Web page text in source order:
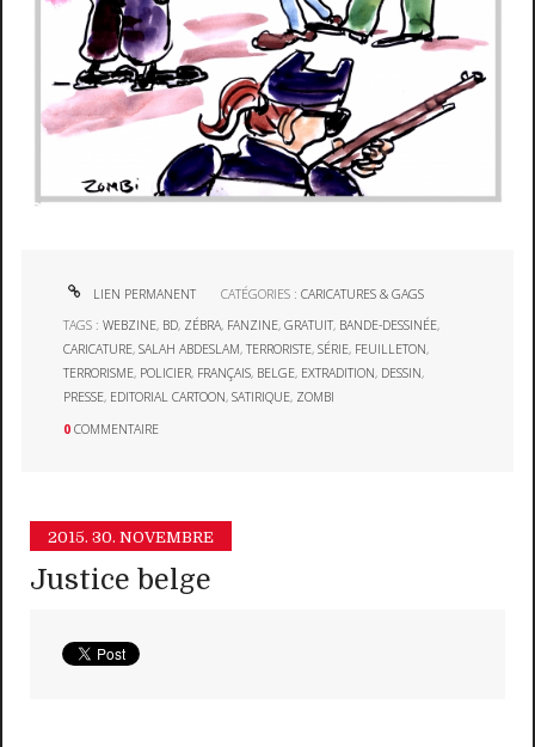
LIEN PERMANENT CATÉGORIES :CARICATURES & GAGS
TAGS :WEBZINE, BD, ZÉBRA, FANZINE,GRATUIT, BANDE-DESSINÉE,
CARICATURE,SALAH ABDESLAM,TERRORISTE,SÉRIE, FEUILLETON,
TERRORISME, POLICIER, FRANÇAIS, BELGE, EXTRADITION, DESSIN,
PRESSE, EDITORIAL CARTOON,SATIRIQUE, ZOMBI
0 COMMENTAIRE
2015. 30. NOVEMBRE
Justice belge